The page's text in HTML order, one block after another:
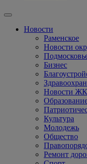
Новости
Раменское
Новости
Бизнес
Новости
Культура
Молодежь
Общество
Ремонт